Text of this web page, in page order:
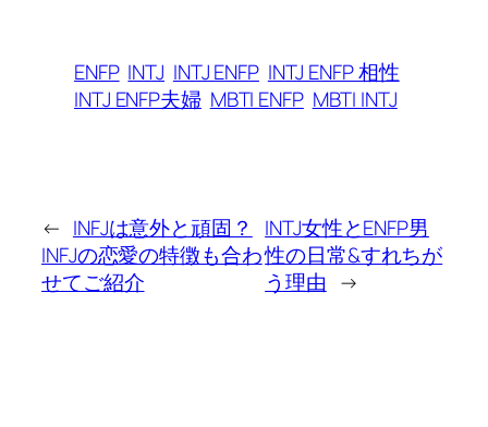
ENFP INTJ INTJ ENFP INTJ ENFP 相性
INTJ ENFP夫婦 MBTI ENFP MBTI INTJ
← INFJは意外と頑固？
INFJの恋愛の特徴も合わ
せてご紹介
INTJ女性とENFP男
性の日常&すれちが
う理由 →